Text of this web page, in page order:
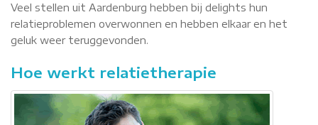
Veel stellen uit Aardenburg hebben bij delights hun
relatieproblemen overwonnen en hebben elkaar en het
geluk weer teruggevonden.
Hoe werkt relatietherapie